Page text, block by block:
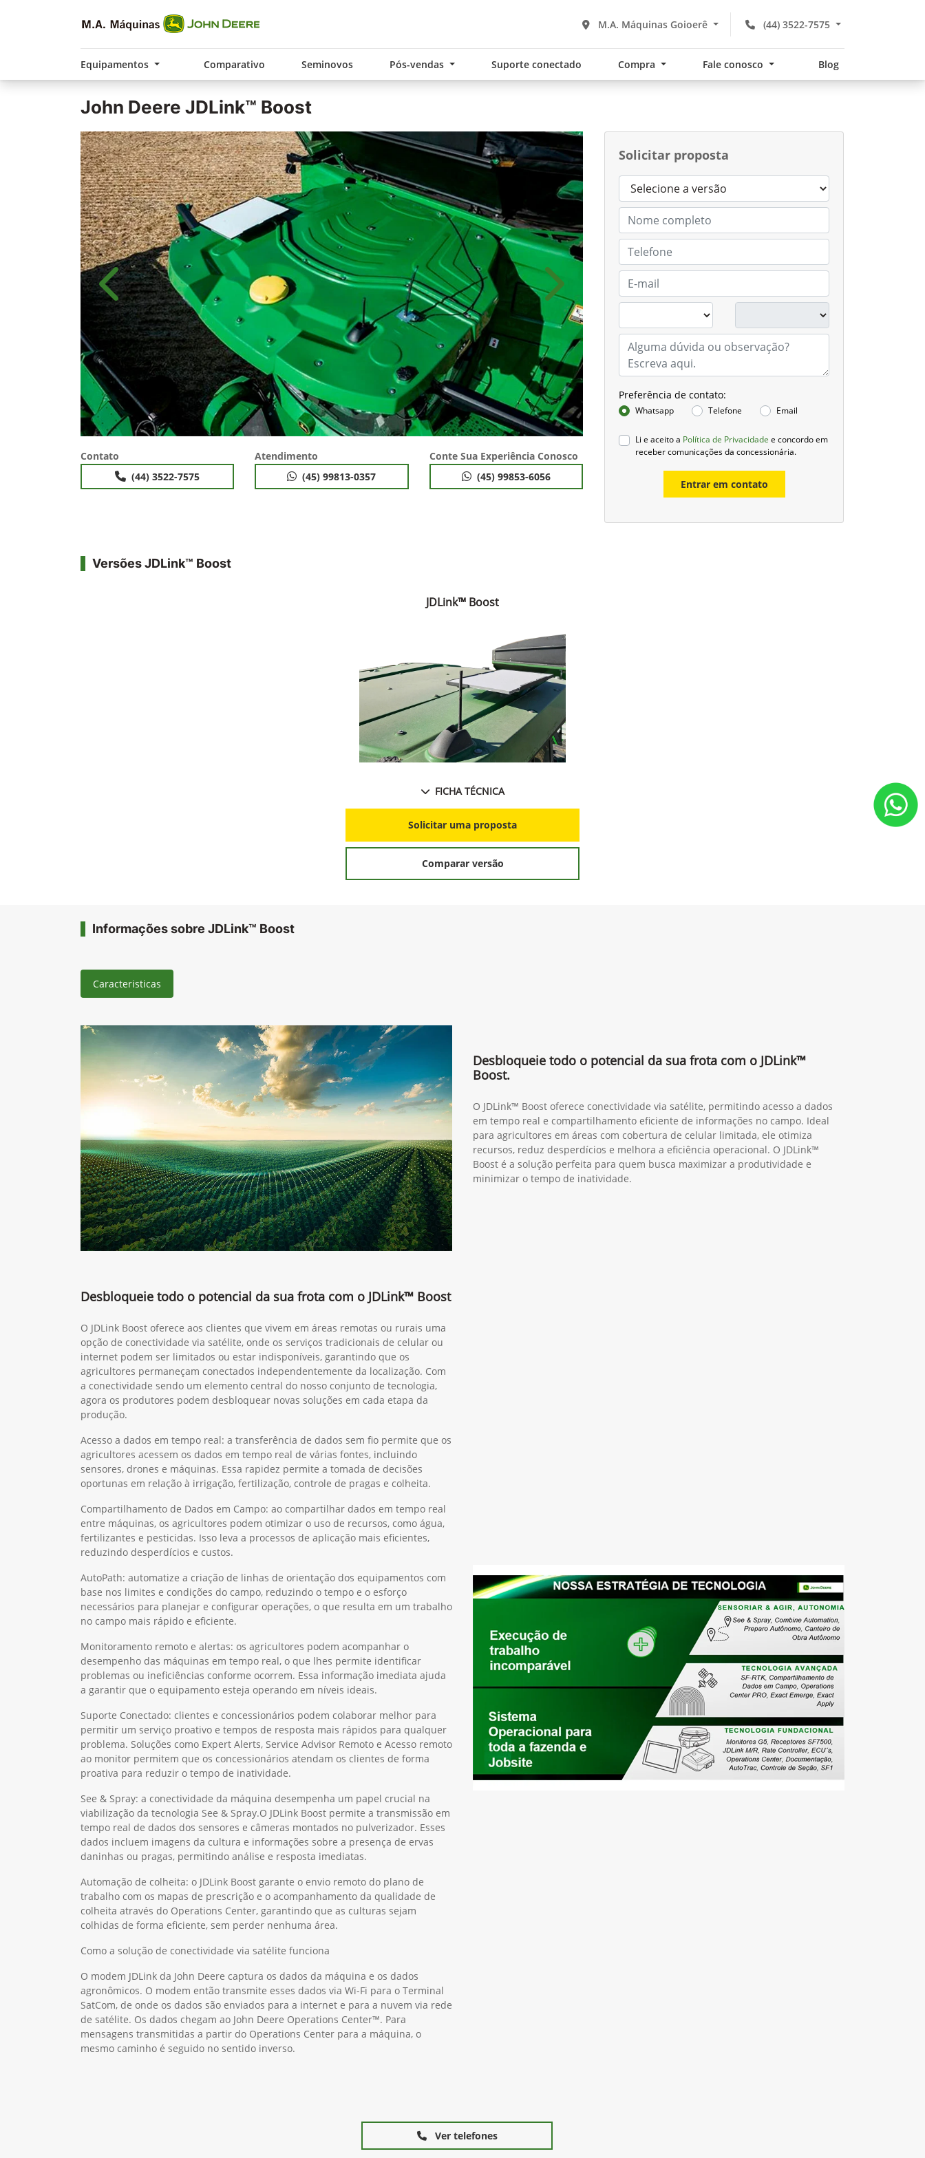
(44) 3522-7575
M.A. Máquinas Goioerê
Equipamentos Comparativo Seminovos Pós-vendas Suporte conectado Compra Fale conosco Blog
John Deere JDLink™ Boost
Solicitar proposta
Preferência de contato:
Whatsapp Telefone Email
Li e aceito a Política de Privacidade e concordo em
receber comunicações da concessionária.
Entrar em contato
Anterior Próximo
Contato
(44) 3522-7575
Atendimento
(45) 99813-0357
Conte Sua Experiência Conosco
(45) 99853-6056
Versões JDLink™ Boost
JDLink™ Boost
FICHA TÉCNICA
Solicitar uma proposta
Comparar versão
Informações sobre JDLink™ Boost
Caracteristicas
Desbloqueie todo o potencial da sua frota com o JDLink™
Boost.
O JDLink™ Boost oferece conectividade via satélite, permitindo acesso a dados
em tempo real e compartilhamento eficiente de informações no campo. Ideal
para agricultores em áreas com cobertura de celular limitada, ele otimiza
recursos, reduz desperdícios e melhora a eficiência operacional. O JDLink™
Boost é a solução perfeita para quem busca maximizar a produtividade e
minimizar o tempo de inatividade.
Desbloqueie todo o potencial da sua frota com o JDLink™ Boost
O JDLink Boost oferece aos clientes que vivem em áreas remotas ou rurais uma
opção de conectividade via satélite, onde os serviços tradicionais de celular ou
internet podem ser limitados ou estar indisponíveis, garantindo que os
agricultores permaneçam conectados independentemente da localização. Com
a conectividade sendo um elemento central do nosso conjunto de tecnologia,
agora os produtores podem desbloquear novas soluções em cada etapa da
produção.
Acesso a dados em tempo real: a transferência de dados sem fio permite que os
agricultores acessem os dados em tempo real de várias fontes, incluindo
sensores, drones e máquinas. Essa rapidez permite a tomada de decisões
oportunas em relação à irrigação, fertilização, controle de pragas e colheita.
Compartilhamento de Dados em Campo: ao compartilhar dados em tempo real
entre máquinas, os agricultores podem otimizar o uso de recursos, como água,
fertilizantes e pesticidas. Isso leva a processos de aplicação mais eficientes,
reduzindo desperdícios e custos.
AutoPath: automatize a criação de linhas de orientação dos equipamentos com
base nos limites e condições do campo, reduzindo o tempo e o esforço
necessários para planejar e configurar operações, o que resulta em um trabalho
no campo mais rápido e eficiente.
Monitoramento remoto e alertas: os agricultores podem acompanhar o
desempenho das máquinas em tempo real, o que lhes permite identificar
problemas ou ineficiências conforme ocorrem. Essa informação imediata ajuda
a garantir que o equipamento esteja operando em níveis ideais.
Suporte Conectado: clientes e concessionários podem colaborar melhor para
permitir um serviço proativo e tempos de resposta mais rápidos para qualquer
problema. Soluções como Expert Alerts, Service Advisor Remoto e Acesso remoto
ao monitor permitem que os concessionários atendam os clientes de forma
proativa para reduzir o tempo de inatividade.
See & Spray: a conectividade da máquina desempenha um papel crucial na
viabilização da tecnologia See & Spray.O JDLink Boost permite a transmissão em
tempo real de dados dos sensores e câmeras montados no pulverizador. Esses
dados incluem imagens da cultura e informações sobre a presença de ervas
daninhas ou pragas, permitindo análise e resposta imediatas.
Automação de colheita: o JDLink Boost garante o envio remoto do plano de
trabalho com os mapas de prescrição e o acompanhamento da qualidade de
colheita através do Operations Center, garantindo que as culturas sejam
colhidas de forma eficiente, sem perder nenhuma área.
Como a solução de conectividade via satélite funciona
O modem JDLink da John Deere captura os dados da máquina e os dados
agronômicos. O modem então transmite esses dados via Wi-Fi para o Terminal
SatCom, de onde os dados são enviados para a internet e para a nuvem via rede
de satélite. Os dados chegam ao John Deere Operations Center™. Para
mensagens transmitidas a partir do Operations Center para a máquina, o
mesmo caminho é seguido no sentido inverso.
Ver telefones